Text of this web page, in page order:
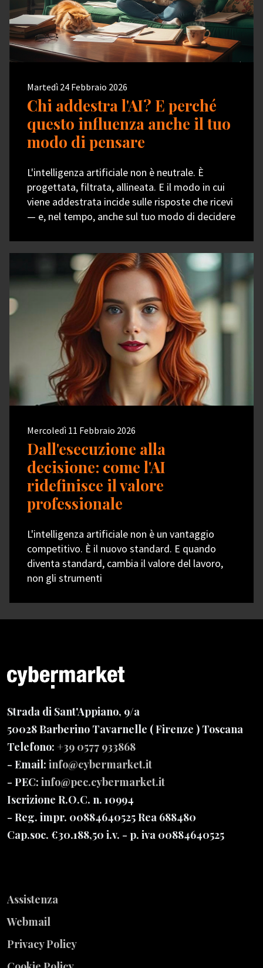
Martedì 24 Febbraio 2026
Chi addestra l'AI? E perché
questo influenza anche il tuo
modo di pensare
L'intelligenza artificiale non è neutrale. È
progettata, filtrata, allineata. E il modo in cui
viene addestrata incide sulle risposte che ricevi
— e, nel tempo, anche sul tuo modo di decidere
Mercoledì 11 Febbraio 2026
Dall'esecuzione alla
decisione: come l'AI
ridefinisce il valore
professionale
L'intelligenza artificiale non è un vantaggio
competitivo. È il nuovo standard. E quando
diventa standard, cambia il valore del lavoro,
non gli strumenti
Strada di Sant'Appiano, 9/a
50028 Barberino Tavarnelle ( Firenze ) Toscana
Telefono: +39 0577 933868
- Email: info@cybermarket.it
- PEC: info@pec.cybermarket.it
Iscrizione R.O.C. n. 10994
- Reg. impr. 00884640525 Rea 688480
Cap.soc. €30.188,50 i.v. - p. iva 00884640525
Assistenza
Webmail
Privacy Policy